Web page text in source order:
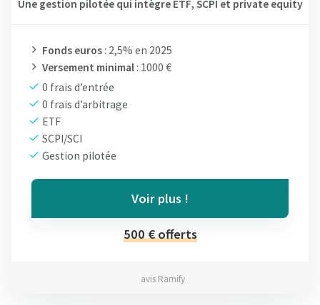
Une gestion pilotée qui intègre ETF, SCPI et private equity
Fonds euros : 2,5% en 2025
Versement minimal : 1000 €
0 frais d’entrée
0 frais d’arbitrage
ETF
SCPI/SCI
Gestion pilotée
Voir plus !
500 € offerts
avis Ramify